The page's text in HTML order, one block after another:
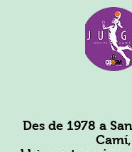
Des de 1978 a
Camí,